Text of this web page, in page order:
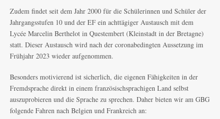
Zudem findet seit dem Jahr 2000 für die Schülerinnen und Schüler der
Jahrgangsstufen 10 und der EF ein achttägiger Austausch mit dem
Lycée Marcelin Berthelot in Questembert (Kleinstadt in der Bretagne)
statt. Dieser Austausch wird nach der coronabedingten Aussetzung im
Frühjahr 2023 wieder aufgenommen.
Besonders motivierend ist sicherlich, die eigenen Fähigkeiten in der
Fremdsprache direkt in einem französischsprachigen Land selbst
auszuprobieren und die Sprache zu sprechen. Daher bieten wir am GBG
folgende Fahren nach Belgien und Frankreich an: